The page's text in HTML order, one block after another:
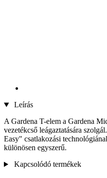
Leírás
A Gardena T-elem a Gardena
vezetékcső leágaztatására
Easy" csatlakozási
különösen egyszerű.
Kapcsolódó termékek